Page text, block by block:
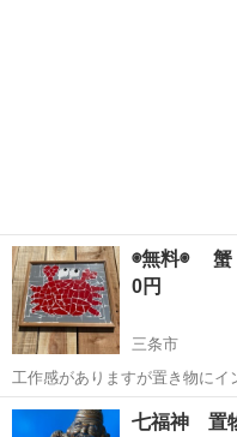
◉無料◉ 蟹
0円
三条市
工作感がありますが置き物にインテリアに 吊り下げ
立て掛ける形になります およそのサイズ 縦24cm×横29.5cm 倉庫
整理中に出てきた品です 軽く
新潟 三条市 インテリ
七福神 置